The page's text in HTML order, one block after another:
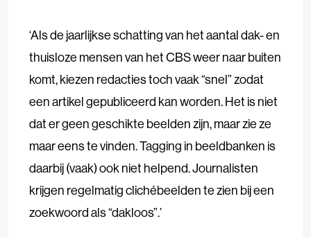
‘Als de jaarlijkse schatting van het aantal dak- en
thuisloze mensen van het CBS weer naar buiten
komt, kiezen redacties toch vaak “snel” zodat
een artikel gepubliceerd kan worden. Het is niet
dat er geen geschikte beelden zijn, maar zie ze
maar eens te vinden. Tagging in beeldbanken is
daarbij (vaak) ook niet helpend. Journalisten
krijgen regelmatig clichébeelden te zien bij een
zoekwoord als “dakloos”.’